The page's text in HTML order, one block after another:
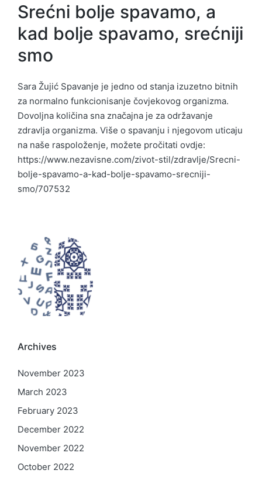
Srećni bolje spavamo, a
kad bolje spavamo, srećniji
smo
Sara Žujić Spavanje je jedno od stanja izuzetno bitnih
za normalno funkcionisanje čovjekovog organizma.
Dovoljna količina sna značajna je za održavanje
zdravlja organizma. Više o spavanju i njegovom uticaju
na naše raspoloženje, možete pročitati ovdje:
https://www.nezavisne.com/zivot-stil/zdravlje/Srecni-
bolje-spavamo-a-kad-bolje-spavamo-srecniji-
smo/707532
Archives
November 2023
March 2023
February 2023
December 2022
November 2022
October 2022